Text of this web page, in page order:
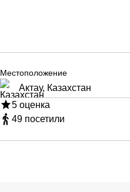
Местоположение
Актау, Казахстан
5 оценка
49 посетили